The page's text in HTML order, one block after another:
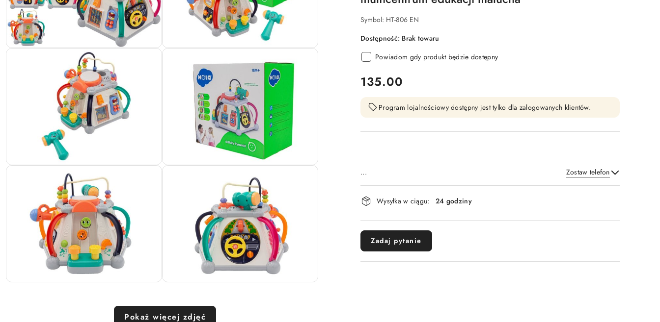
Pokaż więcej zdjęć
Symbol: HT-806 EN
Dostępność: Brak towaru
Powiadom gdy produkt będzie dostępny
cena:
135.00
Program lojalnościowy dostępny jest tylko dla zalogowanych klientów.
... Zostaw telefon
Wyślij
Dostępność
i
dostawa
Wysyłka w ciągu: 24 godziny
Zadaj pytanie